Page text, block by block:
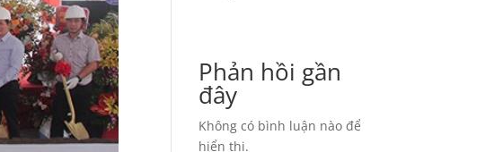
Phản hồi gần
đây
Không có bình luận nào để
hiển thị.